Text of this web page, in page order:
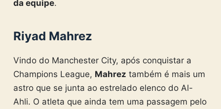
da equipe.
Riyad Mahrez
Vindo do Manchester City, após conquistar a
Champions League, Mahrez também é mais um
astro que se junta ao estrelado elenco do Al-
Ahli. O atleta que ainda tem uma passagem pelo